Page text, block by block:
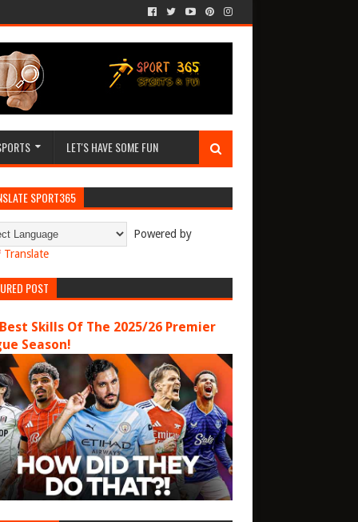
LET'S HAVE SOME FUN
SPORT365
Powered by
Translate
POST
Skills Of The 2025/26 Premier
Season!